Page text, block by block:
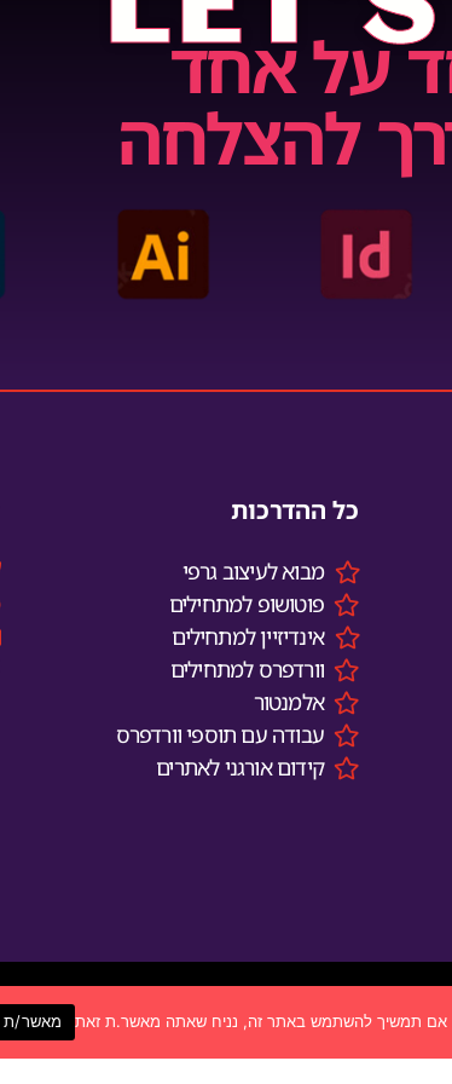
על אחד
להצלחה
כל ההדרכות
מבוא לעיצוב גרפי
פוטושופ למתחילים
אינדיזיין למתחילים
וורדפרס למתחילים
אלמנטור
עבודה עם תוספי וורדפרס
קידום אורגני לאתרים
את התכנים והתמונות באתר
מאשר/ת